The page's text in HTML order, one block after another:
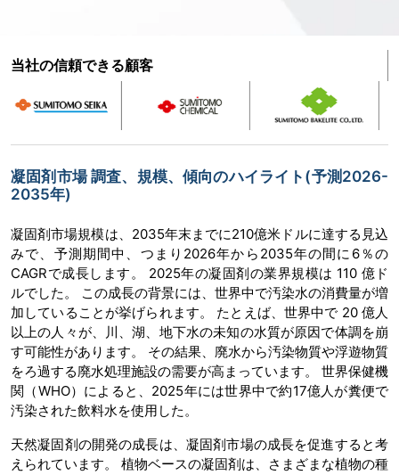
当社の信頼できる顧客
凝固剤市場 調査、規模、傾向のハイライト(予測2026-
2035年)
凝固剤市場規模は、2035年末までに210億米ドルに達する見込
みで、予測期間中、つまり2026年から2035年の間に6％の
CAGRで成長します。 2025年の凝固剤の業界規模は 110 億ド
ルでした。 この成長の背景には、世界中で汚染水の消費量が増
加していることが挙げられます。 たとえば、世界中で 20 億人
以上の人々が、川、湖、地下水の未知の水質が原因で体調を崩
す可能性があります。 その結果、廃水から汚染物質や浮遊物質
をろ過する廃水処理施設の需要が高まっています。 世界保健機
関（WHO）によると、2025年には世界中で約17億人が糞便で
汚染された飲料水を使用した。
天然凝固剤の開発の成長は、凝固剤市場の成長を促進すると考
えられています。 植物ベースの凝固剤は、さまざまな植物の種